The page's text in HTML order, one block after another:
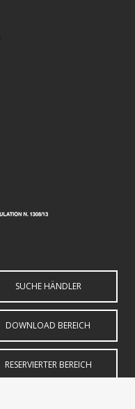
SUCHE HÄNDLER
DOWNLOAD BEREICH
RESERVIERTER BEREICH